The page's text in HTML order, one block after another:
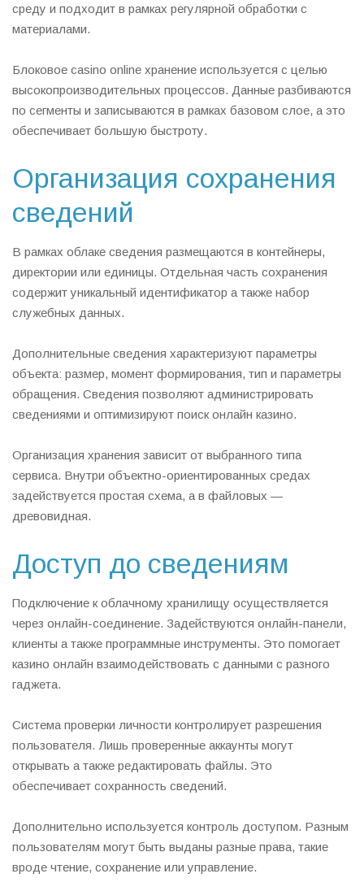
среду и подходит в рамках регулярной обработки с
материалами.
Блоковое casino online хранение используется с целью
высокопроизводительных процессов. Данные разбиваются
по сегменты и записываются в рамках базовом слое, а это
обеспечивает большую быстроту.
Организация сохранения
сведений
В рамках облаке сведения размещаются в контейнеры,
директории или единицы. Отдельная часть сохранения
содержит уникальный идентификатор а также набор
служебных данных.
Дополнительные сведения характеризуют параметры
объекта: размер, момент формирования, тип и параметры
обращения. Сведения позволяют администрировать
сведениями и оптимизируют поиск онлайн казино.
Организация хранения зависит от выбранного типа
сервиса. Внутри объектно-ориентированных средах
задействуется простая схема, а в файловых —
древовидная.
Доступ до сведениям
Подключение к облачному хранилищу осуществляется
через онлайн-соединение. Задействуются онлайн-панели,
клиенты а также программные инструменты. Это помогает
казино онлайн взаимодействовать с данными с разного
гаджета.
Система проверки личности контролирует разрешения
пользователя. Лишь проверенные аккаунты могут
открывать а также редактировать файлы. Это
обеспечивает сохранность сведений.
Дополнительно используется контроль доступом. Разным
пользователям могут быть выданы разные права, такие
вроде чтение, сохранение или управление.